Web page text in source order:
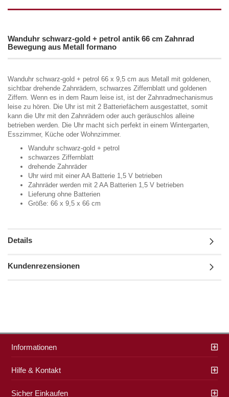
Wanduhr schwarz-gold + petrol antik 66 cm Zahnrad
Bewegung aus Metall formano
Wanduhr schwarz-gold + petrol 66 x 9,5 cm aus Metall mit goldenen,
sichtbar drehende Zahnrädern, schwarzes Ziffernblatt und goldenen
Ziffern. Wenn es in dem Raum leise ist, ist der Zahnradmechanismus
leise zu hören. Die Uhr ist mit 2 Batteriefächern ausgestattet, somit
kann die Uhr mit den Zahnrädern oder auch geräuschlos alleine
betrieben werden. Die Uhr macht sich perfekt in einem Wintergarten,
Esszimmer, Küche oder Wohnzimmer.
Wanduhr schwarz-gold + petrol
schwarzes Ziffernblatt
drehende Zahnräder
Uhr wird mit einer AA Batterie 1,5 V betrieben
Zahnräder werden mit 2 AA Batterien 1,5 V betrieben
Lieferung ohne Batterien
Größe: 66 x 9,5 x 66 cm
Details
Kundenrezensionen
Informationen
Hilfe & Kontakt
Sicher Einkaufen